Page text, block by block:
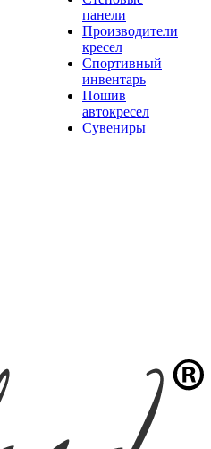
панели
Производители
кресел
Спортивный
инвентарь
Пошив
автокресел
Сувениры